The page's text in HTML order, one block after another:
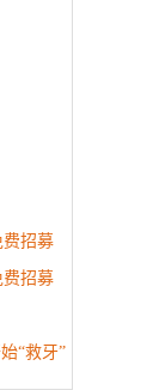
费招募
费招募
“救牙”